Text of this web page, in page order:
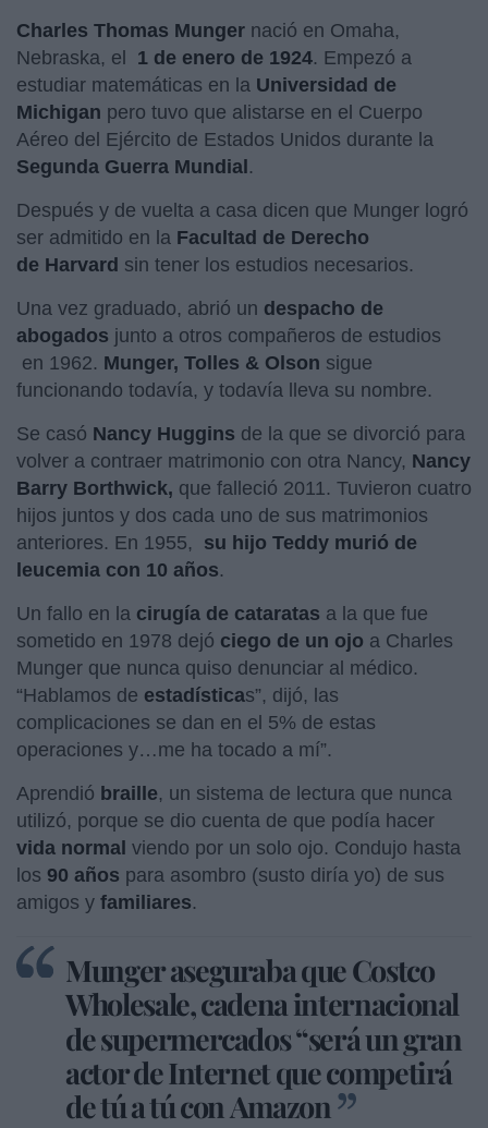
Charles Thomas Munger nació en Omaha,
Nebraska, el
1 de enero de 1924. Empezó a
estudiar matemáticas en la Universidad de
Michigan pero tuvo que alistarse en el Cuerpo
Aéreo del Ejército de Estados Unidos durante la
Segunda Guerra Mundial .
Después y de vuelta a casa dicen que Munger logró
ser admitido en la Facultad de Derecho
de Harvard sin tener los estudios necesarios.
Una vez graduado, abrió un despacho de
abogados junto a otros compañeros de estudios
en 1962. Munger, Tolles & Olson sigue
funcionando todavía, y todavía lleva su nombre.
Se casó Nancy Huggins de la que se divorció para
volver a contraer matrimonio con otra Nancy, Nancy
Barry Borthwick, que falleció 2011. Tuvieron cuatro
hijos juntos y dos cada uno de sus matrimonios
anteriores. En 1955,
su hijo Teddy murió de
leucemia con 10 años.
Un fallo en la cirugía de cataratas a la que fue
sometido en 1978 dejó ciego de un ojo a Charles
Munger que nunca quiso denunciar al médico.
“Hablamos de estadísticas”, dijó, las
complicaciones se dan en el 5% de estas
operaciones y…me ha tocado a mí”.
Aprendió braille, un sistema de lectura que nunca
utilizó, porque se dio cuenta de que podía hacer
vida normal viendo por un solo ojo. Condujo hasta
los 90 años para asombro (susto diría yo) de sus
amigos y familiares.
Munger aseguraba que Costco
Wholesale, cadena internacional
desupermercados “será un gran
actor de Internet que competirá
de tú a tú con Amazon